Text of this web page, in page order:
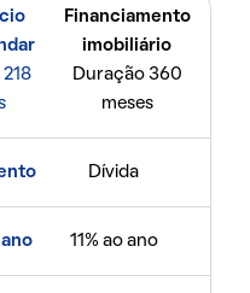
Financiamento
imobiliário
Duração 360
meses
Dívida
ano 11% ao ano